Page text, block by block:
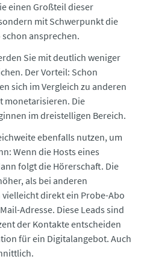
einen Großteil dieser
mit Schwerpunkt die
ansprechen.
Sie mit deutlich weniger
Der Vorteil: Schon
sich im Vergleich zu anderen
monetarisieren. Die
im dreistelligen Bereich.
ebenfalls nutzen, um
Wenn die Hosts eines
folgt die Hörerschaft. Die
als bei anderen
direkt ein Probe-Abo
Adresse. Diese Leads sind
der Kontakte entscheiden
für ein Digitalangebot. Auch